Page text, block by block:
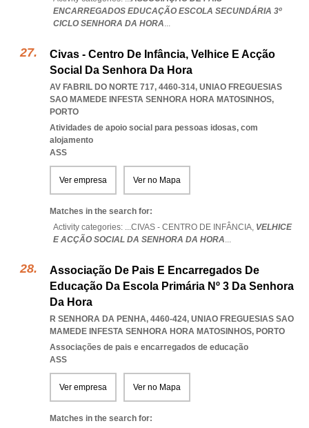
ENCARREGADOS EDUCAÇÃO ESCOLA SECUNDÁRIA 3º
CICLO SENHORA DA HORA...
Civas - Centro De Infância, Velhice E Acção
Social Da Senhora Da Hora
AV FABRIL DO NORTE 717, 4460-314, UNIAO FREGUESIAS
SAO MAMEDE INFESTA SENHORA HORA MATOSINHOS,
PORTO
Atividades de apoio social para pessoas idosas, com
alojamento
ASS
Ver empresa Ver no Mapa
Matches in the search for:
Activity categories: ...CIVAS - CENTRO DE INFÂNCIA, VELHICE
E ACÇÃO SOCIAL DA SENHORA DA HORA...
Associação De Pais E Encarregados De
Educação Da Escola Primária Nº 3 Da Senhora
Da Hora
R SENHORA DA PENHA, 4460-424, UNIAO FREGUESIAS SAO
MAMEDE INFESTA SENHORA HORA MATOSINHOS, PORTO
Associações de pais e encarregados de educação
ASS
Ver empresa Ver no Mapa
Matches in the search for: